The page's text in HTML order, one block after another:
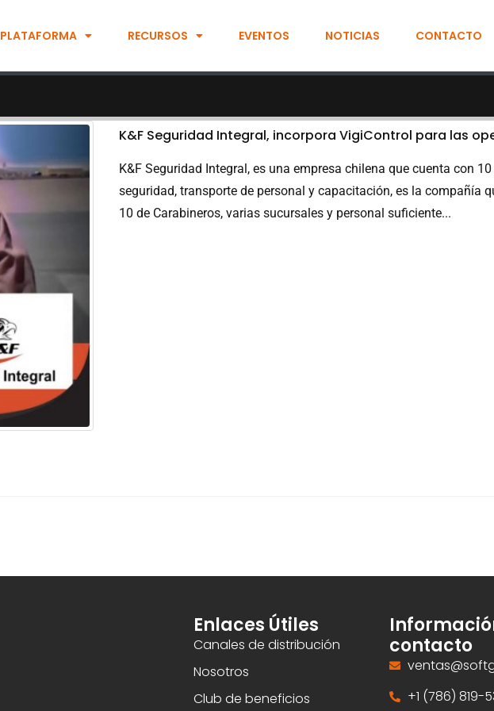
PLATAFORMA RECURSOS EVENTOS NOTICIAS CONTACTO
K&F Seguridad Integral, incorpora VigiControl para las
K&F Seguridad Integral, es una empresa chilena que cuenta con
seguridad, transporte de personal y capacitación, es la compañía
10 de Carabineros, varias sucursales y personal suficiente...
Enlaces Útiles
Canales de distribución
Nosotros
Club de beneficios
contacto
+1 (786) 819-